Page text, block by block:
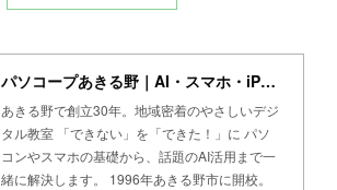
パソコープあきる野｜AI・スマホ・iPad・パソコン教室
あきる野で創立30年。地域密着のやさしいデジ
タル教室 「できない」を「できた！」に パソ
コンやスマホの基礎から、話題のAI活用まで一
緒に解決します。 1996年あきる野市に開校。